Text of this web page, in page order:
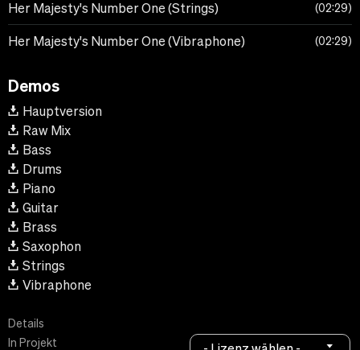
Her Majesty's Number One (Strings) 02:29
Her Majesty's Number One (Vibraphone) 02:29
Demos
Hauptversion
Raw Mix
Bass
Drums
Piano
Guitar
Brass
Saxophon
Strings
Vibraphone
Details
In Projekt